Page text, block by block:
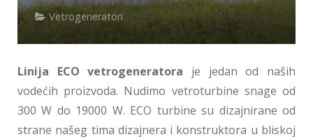
Vetrogeneratori
Linija ECO vetrogeneratora je jedan od naših
vodećih proizvoda. Nudimo vetroturbine snage od
300 W do 19000 W. ECO turbine su dizajnirane od
strane našeg tima dizajnera i konstruktora u bliskoj